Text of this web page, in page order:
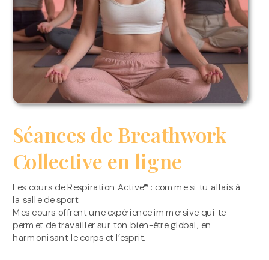
Séances de Breathwork
Collective en ligne
Les cours de Respiration Active® : comme si tu allais à
la salle de sport
Mes cours offrent une expérience immersive qui te
permet de travailler sur ton bien-être global, en
harmonisant le corps et l’esprit.